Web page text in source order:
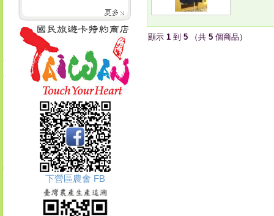
下營區農會 FB
顯示 1 到 5 （共 5 個商品）